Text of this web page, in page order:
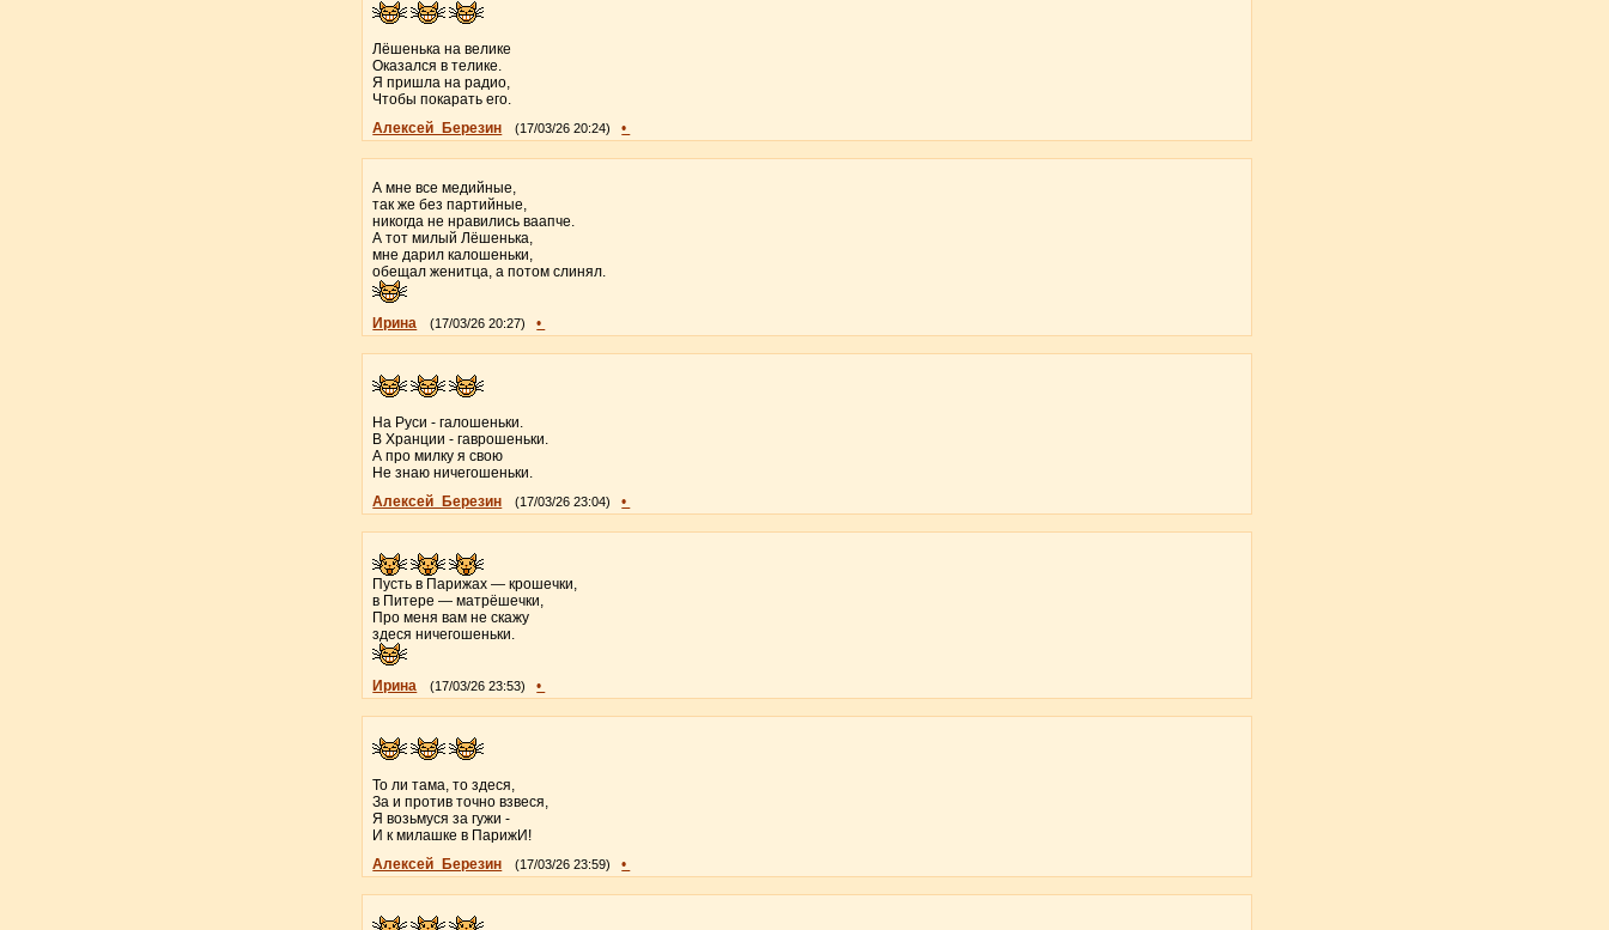
Лёшенька на велике
Оказался в телике.
Я пришла на радио,
Чтобы покарать его.
Алексей_Березин
(17/03/26 20:24) •
А мне все медийные,
так же без партийные,
никогда не нравились ваапче.
А тот милый Лёшенька,
мне дарил калошеньки,
обещал женитца, а потом слинял.
Ирина (17/03/26 20:27) •
На Руси - галошеньки.
В Хранции - гаврошеньки.
А про милку я свою
Не знаю ничегошеньки.
Алексей_Березин
(17/03/26 23:04) •
Пусть в Парижах — крошечки,
в Питере — матрёшечки,
Про меня вам не скажу
здеся ничегошеньки.
Ирина (17/03/26 23:53) •
То ли тама, то здеся,
За и против точно взвеся,
Я возьмуся за гужи -
И к милашке в ПарижИ!
Алексей_Березин
(17/03/26 23:59) •